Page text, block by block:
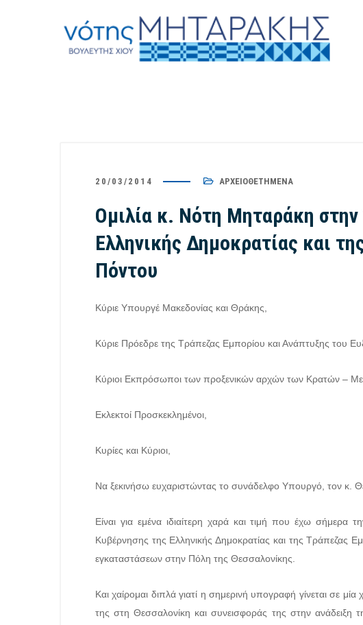
20/03/2014 ΑΡΧΕΙΟΘΕΤΗΜΈΝΑ
Ομιλία κ. Νότη Μηταράκη
Ελληνικής Δημοκρατίας και
Πόντου
Κύριε Υπουργέ Μακεδονίας και Θράκης,
Κύριε Πρόεδρε της Τράπεζας Εμπορίου και Ανάπτυξης του
Κύριοι Εκπρόσωποι των προξενικών αρχών των Κρατών –
Εκλεκτοί Προσκεκλημένοι,
Κυρίες και Κύριοι,
Να ξεκινήσω ευχαριστώντας το συνάδελφο Υπουργό, τον κ.
Είναι για εμένα ιδιαίτερη χαρά και τιμή που έχω
Κυβέρνησης της Ελληνικής Δημοκρατίας και της Τράπεζας
εγκαταστάσεων στην Πόλη της Θεσσαλονίκης.
Και χαίρομαι διπλά γιατί η σημερινή υπογραφή γίνεται σε
της στη Θεσσαλονίκη και συνεισφοράς της στην ανάδειξη